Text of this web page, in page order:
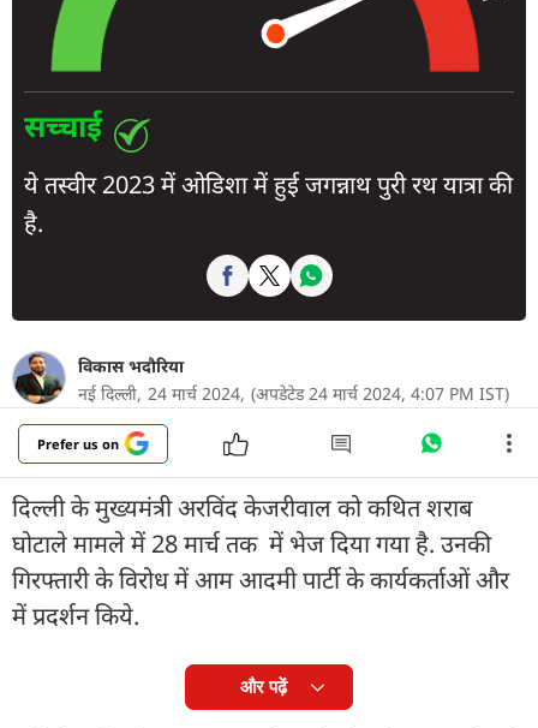
सच्चाई
ये तस्वीर 2023 में ओडिशा में हुई जगन्नाथ पुरी रथ यात्रा की
है.
विकास भदौरिया
नई दिल्ली, 24 मार्च 2024, (अपडेटेड 24 मार्च 2024, 4:07 PM IST)
Prefer us on
दिल्ली के मुख्यमंत्री अरविंद केजरीवाल को कथित शराब
घोटाले मामले में 28 मार्च तक में भेज दिया गया है. उनकी
गिरफ्तारी के विरोध में आम आदमी पार्टी के कार्यकर्ताओं और
में प्रदर्शन किये.
और पढ़ें